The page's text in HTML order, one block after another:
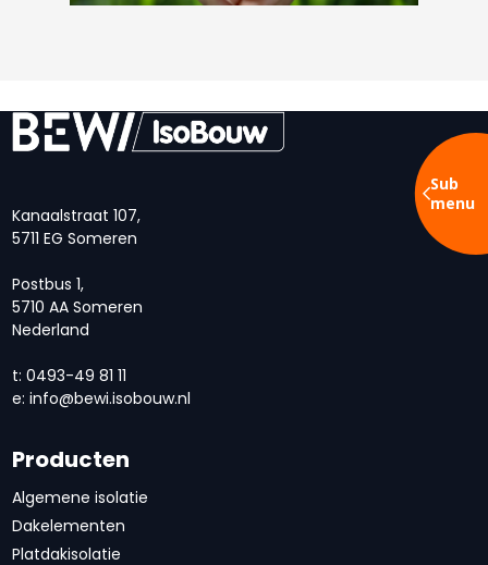
Sub
menu
Kanaalstraat 107,
5711 EG Someren
Postbus 1,
5710 AA Someren
Nederland
t: 0493-49 81 11
e: info@bewi.isobouw.nl
Producten
Algemene isolatie
Dakelementen
Platdakisolatie